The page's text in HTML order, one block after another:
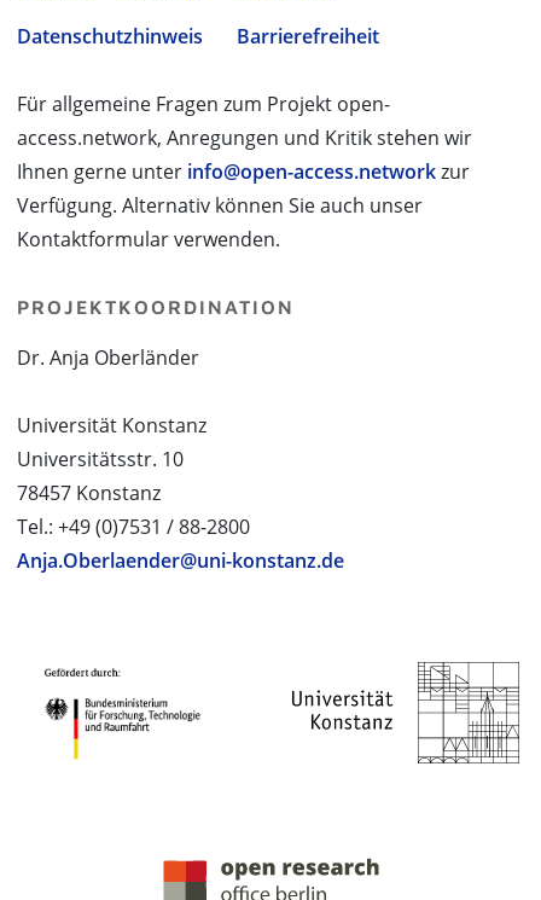
Datenschutzhinweis
Barrierefreiheit
Für allgemeine Fragen zum Projekt open-
access.network, Anregungen und Kritik stehen wir
Ihnen gerne unter info@open-access.networkzur
Verfügung. Alternativ können Sie auch unser
Kontaktformular verwenden.
PROJEKTKOORDINATION
Dr. Anja Oberländer
Universität Konstanz
Universitätsstr. 10
78457 Konstanz
Tel.: +49 (0)7531 / 88-2800
Anja.Oberlaender@uni-konstanz.de